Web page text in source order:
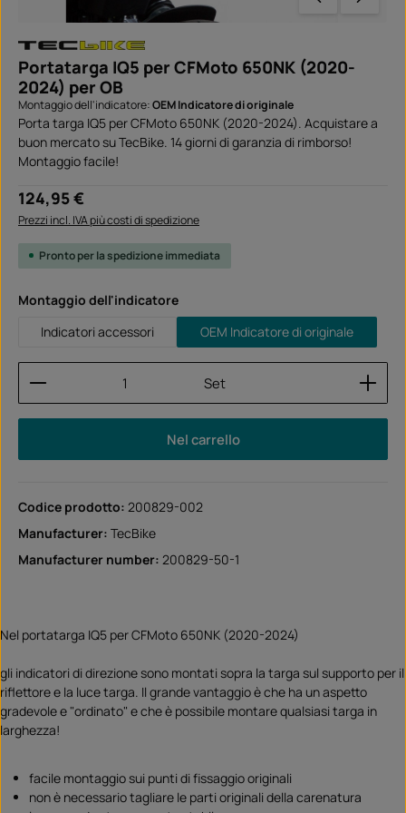
Portatarga IQ5 per CFMoto 650NK (2020-
2024) per OB
Montaggio dell'indicatore:OEM Indicatore di originale
Porta targa IQ5 per CFMoto 650NK (2020-2024). Acquistare a
buon mercato su TecBike. 14 giorni di garanzia di rimborso!
Montaggio facile!
Prezzo normale:
124,95 €
Prezzi incl. IVA più costi di spedizione
Pronto per la spedizione immediata
Seleziona
Montaggio dell'indicatore
Indicatori accessori
OEM Indicatore di originale
Quantità del prodotto: inserisci la quantità
Set
Nel carrello
Codice prodotto: 200829-002
Manufacturer: TecBike
Manufacturer number: 200829-50-1
Nel portatarga IQ5 per CFMoto 650NK (2020-2024)
gli indicatori di direzione sono montati sopra la targa sul supporto per il
riflettore e la luce targa. Il grande vantaggio è che ha un aspetto
gradevole e "ordinato" e che è possibile montare qualsiasi targa in
larghezza!
facile montaggio sui punti di fissaggio originali
non è necessario tagliare le parti originali della carenatura